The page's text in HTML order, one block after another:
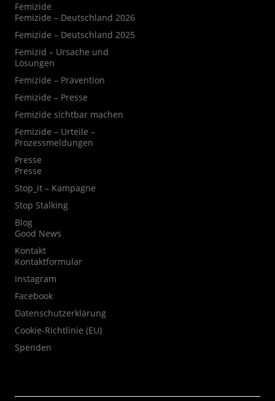
Femizide
Femizide – Deutschland 2026
Femizide – Deutschland 2025
Femizid – Ursache und
Lösungen
Femizide – Prävention
Femizide – Presse
Femizide sichtbar machen
Femizide – Urteile –
Prozessmeldungen
Presse
Presse
Stop_it – Kampagne
Stop Stalking
Blog
Good News
Kontakt
Kontaktformular
Instagram
Facebook
Datenschutzerklärung
Cookie-Richtlinie (EU)
Spenden